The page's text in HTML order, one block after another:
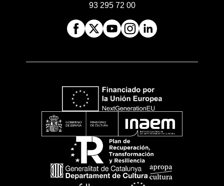
93 295 72 00